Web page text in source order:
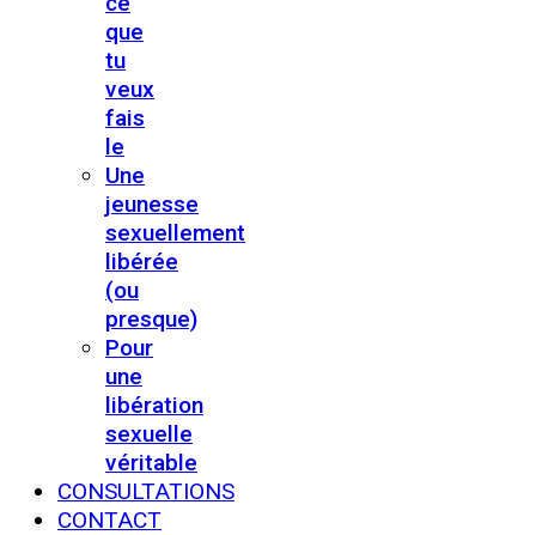
que
tu
veux
fais
le
Une
jeunesse
sexuellement
libérée
(ou
presque)
Pour
une
libération
sexuelle
véritable
CONSULTATIONS
CONTACT